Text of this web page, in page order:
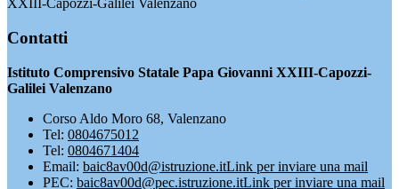
XXIII-Capozzi-Galilei Valenzano
Contatti
Istituto Comprensivo Statale Papa Giovanni XXIII-Capozzi-
Galilei Valenzano
Corso Aldo Moro 68, Valenzano
Tel: 0804675012
Tel: 0804671404
Email: baic8av00d@istruzione.itLink per inviare una mail
PEC: baic8av00d@pec.istruzione.itLink per inviare una mail